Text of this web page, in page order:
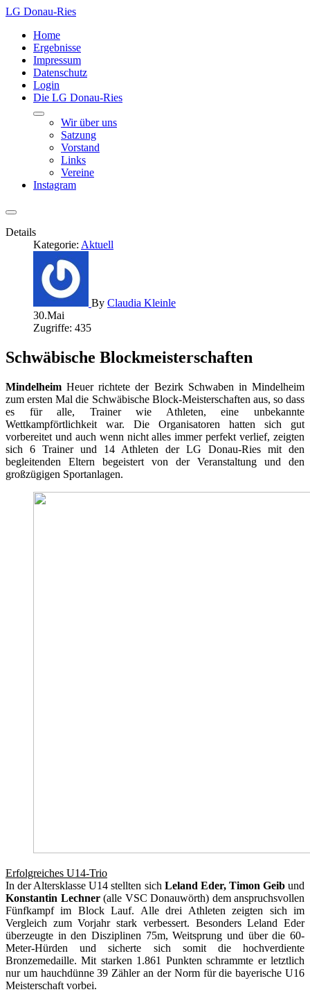
LG Donau-Ries
Home
Ergebnisse
Impressum
Datenschutz
Login
Die LG Donau-Ries
Wir über uns
Satzung
Vorstand
Links
Vereine
Instagram
Details
Kategorie: Aktuell
By Claudia Kleinle
30.Mai
Zugriffe: 435
Schwäbische Blockmeisterschaften
MindelheimHeuer richtete der Bezirk Schwaben in Mindelheim
zum ersten Mal die Schwäbische Block-Meisterschaften aus, so dass
es für alle, Trainer wie Athleten, eine unbekannte
Wettkampförtlichkeit war. Die Organisatoren hatten sich gut
vorbereitet und auch wenn nicht alles immer perfekt verlief, zeigten
sich 6 Trainer und 14 Athleten der LG Donau-Ries mit den
begleitenden Eltern begeistert von der Veranstaltung und den
großzügigen Sportanlagen.
Erfolgreiches U14-Trio
In der Altersklasse U14 stellten sich Leland Eder, Timon Geibund
Konstantin Lechner (alle VSC Donauwörth) dem anspruchsvollen
Fünfkampf im Block Lauf. Alle drei Athleten zeigten sich im
Vergleich zum Vorjahr stark verbessert. Besonders Leland Eder
überzeugte in den Disziplinen 75m, Weitsprung und über die 60-
Meter-Hürden und sicherte sich somit die hochverdiente
Bronzemedaille. Mit starken 1.861 Punkten schrammte er letztlich
nur um hauchdünne 39 Zähler an der Norm für die bayerische U16
Meisterschaft vorbei.